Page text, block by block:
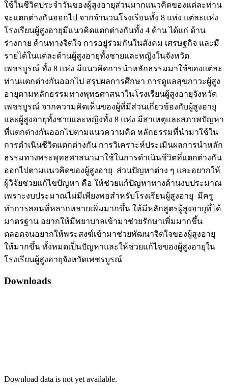
ใช้ในชีวิตประจำวันของผู้สูงอายุส่วนมากแนวคิดของแต่ละท่าน
จะแตกต่างกันออกไป จากจำนวนโรงเรียนทั้ง 8 แห่ง แต่ละแห่ง
โรงเรียนผู้สูงอายุมีแนวคิดแตกต่างกันทั้ง 4 ด้าน ได้แก่ ด้าน
ร่างกาย ด้านทางจิตใจ การอยู่ร่วมกันในสังคม เศรษฐกิจ และมี
รายได้ในแต่ละด้านผู้สูงอายุทั้งชายและหญิงในจังหวัด
เพชรบูรณ์ ทั้ง 8 แห่ง มีแนวคิดการนำหลักธรรมมาใช้ของแต่ละ
ท่านแตกต่างกันออกไป สรุปผลการศึกษา การดูแลสุขภาวะผู้สูง
อายุตามหลักธรรมทางพุทธศาสนาในโรงเรียนผู้สูงอายุจังหวัด
เพชรบูรณ์ จากความคิดเห็นของผู้ที่มีส่วนเกี่ยวข้องกับผู้สูงอายุ
และผู้สูงอายุทั้งชายและหญิงทั้ง 8 แห่ง มีสาเหตุและสภาพปัญหา
ที่แตกต่างกันออกไปตามแนวความคิด หลักธรรมที่นำมาใช้ใน
การดำเนินชีวิตแตกต่างกัน การวิเคราะห์ประเมินผลการนำหลัก
ธรรมทางพระพุทธศาสนามาใช้ในการดำเนินชีวิตที่แตกต่างกัน
ออกไปตามแนวคิดของผู้สูงอายุ ส่วนปัญหาต่าง ๆ และอยากให้
ผู้วิจัยช่วยแก้ไขปัญหา คือ ให้ช่วยแก้ปัญหาทางด้านงบประมาณ
เพราะงบประมาณไม่มีเพียงพอสำหรับโรงเรียนผู้สูงอายุ มีครู
ทำการสอนที่หลากหลายเพิ่มมากขึ้น ให้มีหลักสูตรผู้สูงอายุที่ได้
มาตรฐาน อยากให้มีพยาบาลเข้ามาช่วยรักษาเพิ่มมากขึ้น
ตลอดจนอยากให้พระสงฆ์เข้ามาช่วยพัฒนาจิตใจของผู้สูงอายุ
ให้มากขึ้น ทั้งหมดเป็นปัญหาและให้ช่วยแก้ไขของผู้สูงอายุใน
โรงเรียนผู้สูงอายุจังหวัดเพชรบูรณ์
Downloads
Download data is not yet available.